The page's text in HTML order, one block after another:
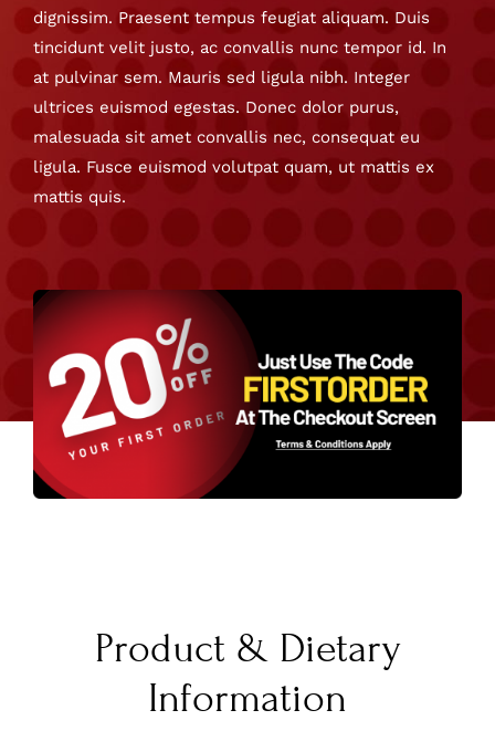
dignissim. Praesent tempus feugiat aliquam. Duis
tincidunt velit justo, ac convallis nunc tempor id. In
at pulvinar sem. Mauris sed ligula nibh. Integer
ultrices euismod egestas. Donec dolor purus,
malesuada sit amet convallis nec, consequat eu
ligula. Fusce euismod volutpat quam, ut mattis ex
mattis quis.
Product & Dietary
Information